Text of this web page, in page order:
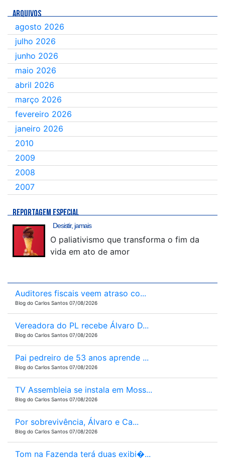
ARQUIVOS
agosto 2026
julho 2026
junho 2026
maio 2026
abril 2026
março 2026
fevereiro 2026
janeiro 2026
2010
2009
2008
2007
REPORTAGEM ESPECIAL
Desistir, jamais
O paliativismo que transforma o fim da
vida em ato de amor
Auditores fiscais veem atraso co...
Blog do Carlos Santos 07/08/2026
Vereadora do PL recebe Álvaro D...
Blog do Carlos Santos 07/08/2026
Pai pedreiro de 53 anos aprende ...
Blog do Carlos Santos 07/08/2026
TV Assembleia se instala em Moss...
Blog do Carlos Santos 07/08/2026
Por sobrevivência, Álvaro e Ca...
Blog do Carlos Santos 07/08/2026
Tom na Fazenda terá duas exibi�...